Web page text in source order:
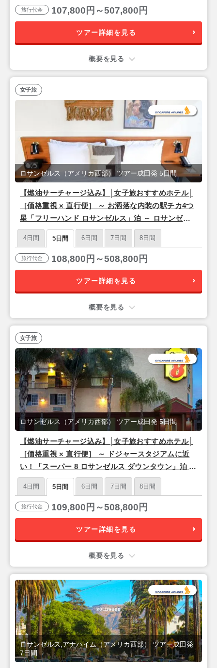
旅行代金 107,800円～507,800円
ツアー詳細を見る
概要を見る
【燃油サーチャージ込み】│女子旅おすすめホテル│
［価格重視 × 直行便］ ～ お洒落な内装の駅チカ4つ
星「フリーハンド ロサンゼルス」泊 ～ ロサンゼル
ス フリープラン 3泊 5日 【成田発／シンガポール航
空利用】
ロサンゼルス（アメリカ西部） ツアー成田発 5日間
女子旅
4日間 5日間 6日間 7日間 8日間
旅行代金 108,800円～508,800円
ツアー詳細を見る
概要を見る
【燃油サーチャージ込み】│女子旅おすすめホテル│
［価格重視 × 直行便］ ～ ドジャースタジアムに近
い！「スーパー 8 ロサンゼルス ダウンタウン」泊 ～
ロサンゼルス フリープラン 3泊 5日 【成田発／シン
ガポール航空利用】
ロサンゼルス（アメリカ西部） ツアー成田発 5日間
女子旅
4日間 5日間 6日間 7日間 8日間
旅行代金 109,800円～508,800円
ツアー詳細を見る
概要を見る
ロサンゼルス,アナハイム（アメリカ西部） ツアー成田発
7日間